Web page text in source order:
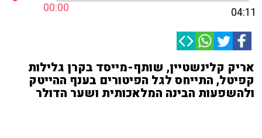
00:00 04:11
אריק קלינשטיין, שותף-מייסד בקרן גלילות
קפיטל, התייחס לגל הפיטורים בענף ההייטק
ולהשפעות הבינה המלאכותית ושער הדולר